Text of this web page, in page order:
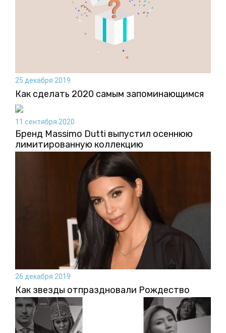
25 декабря 2019
Как сделать 2020 самым запоминающимся
11 сентября 2020
Бренд Massimo Dutti выпустил осеннюю
лимитированную коллекцию
26 декабря 2019
Как звезды отпраздновали Рождество